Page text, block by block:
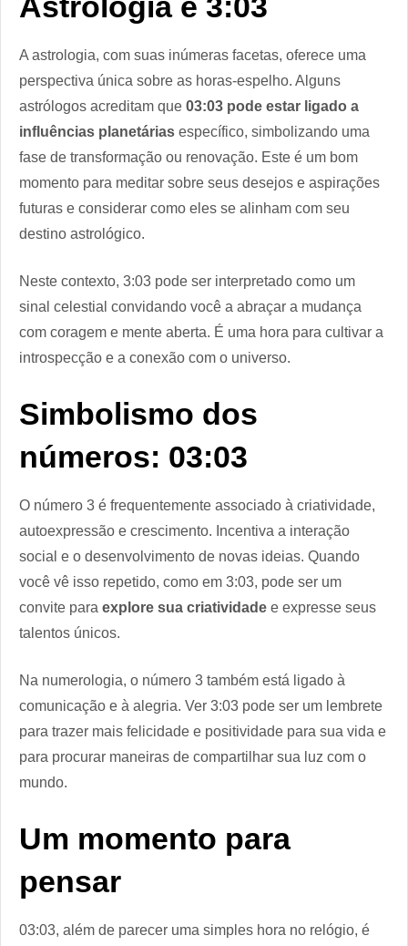
A astrologia, com suas inúmeras facetas, oferece uma
perspectiva única sobre as horas-espelho. Alguns
astrólogos acreditam que 03:03 pode estar ligado a
influências planetárias específico, simbolizando uma
fase de transformação ou renovação. Este é um bom
momento para meditar sobre seus desejos e aspirações
futuras e considerar como eles se alinham com seu
destino astrológico.
Neste contexto, 3:03 pode ser interpretado como um
sinal celestial convidando você a abraçar a mudança
com coragem e mente aberta. É uma hora para cultivar a
introspecção e a conexão com o universo.
Simbolismo dos
números: 03:03
O número 3 é frequentemente associado à criatividade,
autoexpressão e crescimento. Incentiva a interação
social e o desenvolvimento de novas ideias. Quando
você vê isso repetido, como em 3:03, pode ser um
convite para explore sua criatividade e expresse seus
talentos únicos.
Na numerologia, o número 3 também está ligado à
comunicação e à alegria. Ver 3:03 pode ser um lembrete
para trazer mais felicidade e positividade para sua vida e
para procurar maneiras de compartilhar sua luz com o
mundo.
Um momento para
pensar
03:03, além de parecer uma simples hora no relógio, é